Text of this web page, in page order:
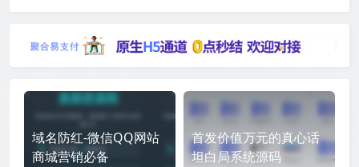
域名防红-微信QQ网站
商城营销必备
首发价值万元的真心话
坦白局系统源码